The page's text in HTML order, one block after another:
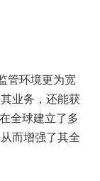
管环境更为宽
业务，还能获
全球建立了多
而增强了其全